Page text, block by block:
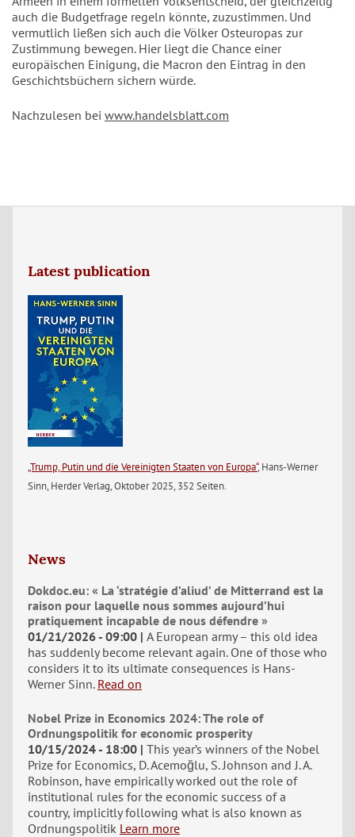
auch die Budgetfrage regeln könnte, zuzustimmen. Und
vermutlich ließen sich auch die Völker Osteuropas zur
Zustimmung bewegen. Hier liegt die Chance einer
europäischen Einigung, die Macron den Eintrag in den
Geschichtsbüchern sichern würde.
Nachzulesen bei www.handelsblatt.com
Latest publication
„Trump, Putin und die Vereinigten Staaten von Europa“, Hans-Werner
Sinn, Herder Verlag, Oktober 2025, 352 Seiten.
News
Dokdoc.eu: « La ‘stratégie d’aliud’ de Mitterrand est la
raison pour laquelle nous sommes aujourd’hui
pratiquement incapable de nous défendre »
01/21/2026 - 09:00 A European army – this old idea
has suddenly become relevant again. One of those who
considers it to its ultimate consequences is Hans-
Werner Sinn. Read on
Nobel Prize in Economics 2024: The role of
Ordnungspolitik for economic prosperity
10/15/2024 - 18:00 This year’s winners of the Nobel
Prize for Economics, D. Acemoğlu, S. Johnson and J. A.
Robinson, have empirically worked out the role of
institutional rules for the economic success of a
country, implicitly following what is also known as
Ordnungspolitik Learn more